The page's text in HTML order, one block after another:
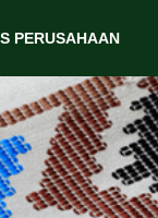
PERUSAHAAN